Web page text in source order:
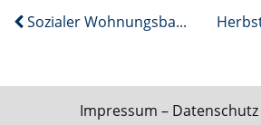
Sozialer Wohnungsbau stockt
Impressum – Datenschutz